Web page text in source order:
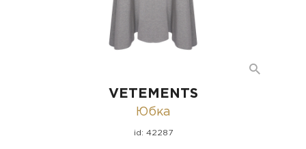
VETEMENTS
Юбка
id: 42287